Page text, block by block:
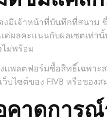
มีเจ้าหน้าที่บันทึกที่สนาม
ค่ผลคะแนนกับผลเซตเท่
ม่พร้อม
พลตฟอร์มซื้อสิทธิ์เฉพาะ
บไซต์ของ FIVB หรือของ
คาดการ